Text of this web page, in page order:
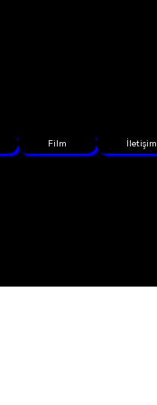
Film İletişim